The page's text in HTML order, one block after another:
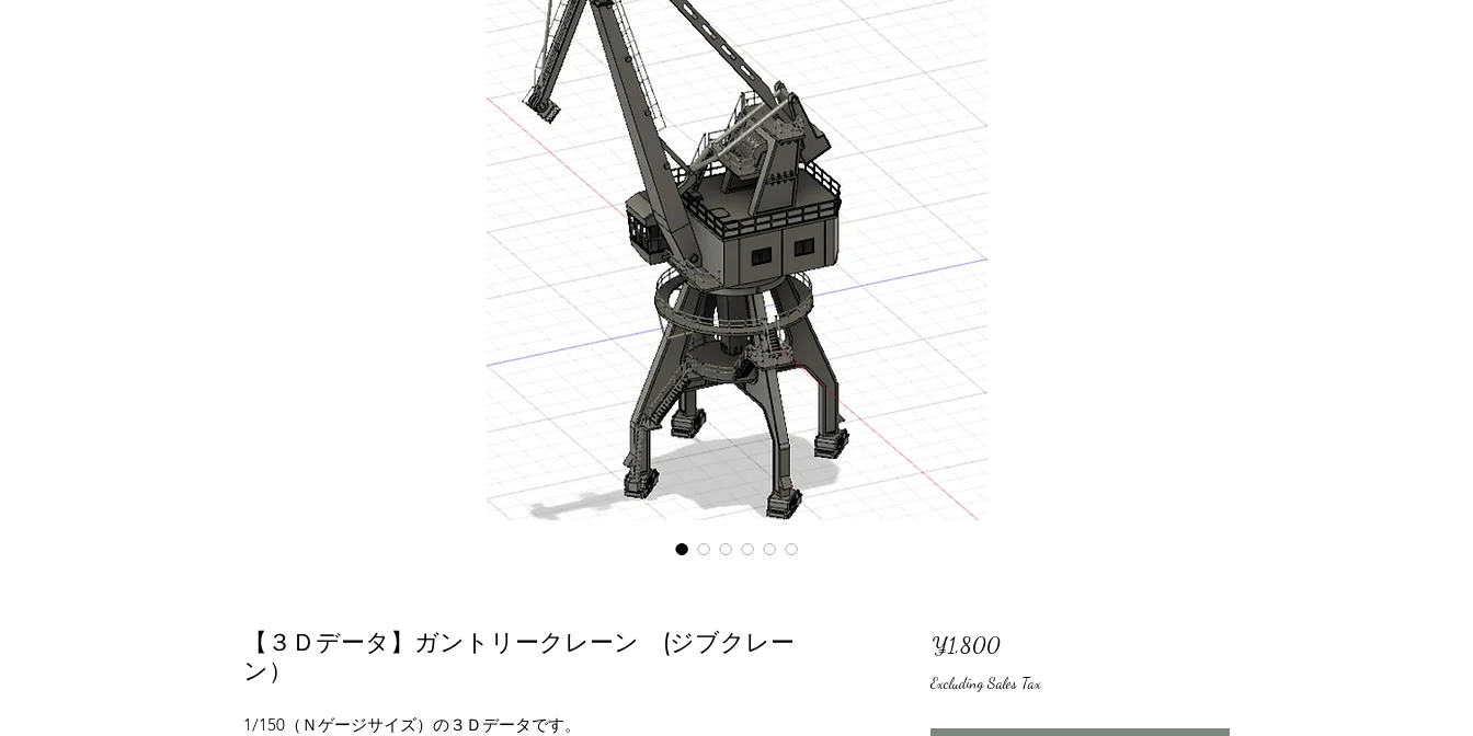
【３Ｄデータ】ガントリークレーン (ジブクレー
ン）
1/150（Ｎゲージサイズ）の３Ｄデータです。
¥1,800Price
Excluding Sales Tax